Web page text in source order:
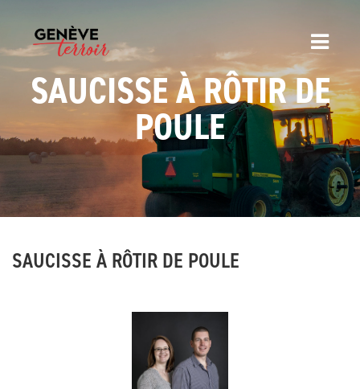
SAUCISSE À RÔTIR DE
POULE
SAUCISSE À RÔTIR DE POULE